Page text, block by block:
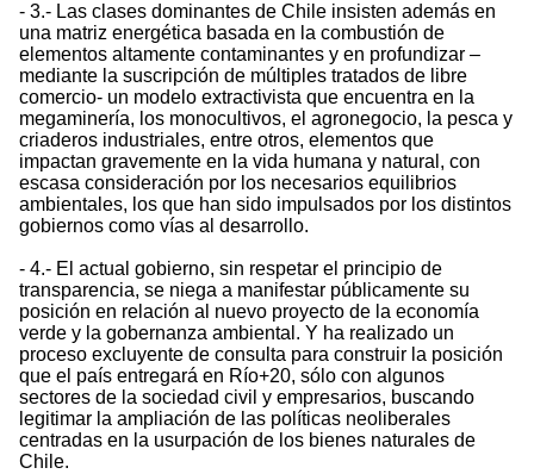
- 3.- Las clases dominantes de Chile insisten además en
una matriz energética basada en la combustión de
elementos altamente contaminantes y en profundizar –
mediante la suscripción de múltiples tratados de libre
comercio- un modelo extractivista que encuentra en la
megaminería, los monocultivos, el agronegocio, la pesca y
criaderos industriales, entre otros, elementos que
impactan gravemente en la vida humana y natural, con
escasa consideración por los necesarios equilibrios
ambientales, los que han sido impulsados por los distintos
gobiernos como vías al desarrollo.
- 4.- El actual gobierno, sin respetar el principio de
transparencia, se niega a manifestar públicamente su
posición en relación al nuevo proyecto de la economía
verde y la gobernanza ambiental. Y ha realizado un
proceso excluyente de consulta para construir la posición
que el país entregará en Río+20, sólo con algunos
sectores de la sociedad civil y empresarios, buscando
legitimar la ampliación de las políticas neoliberales
centradas en la usurpación de los bienes naturales de
Chile.